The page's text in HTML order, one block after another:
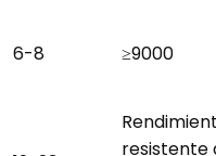
6-8 ≥9000
resistente